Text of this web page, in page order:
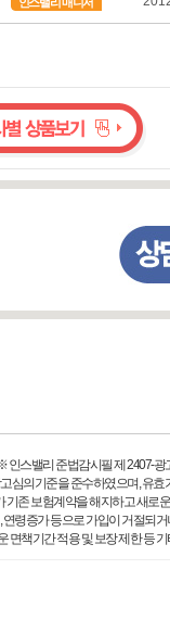
인스밸리 준법감시필 제 2407-광
심의기준을 준수하였으며, 유효
존 보험계약을 해지하고 새로
령증가 등으로 가입이 거절되
면책기간 적용 및 보장 제한 등